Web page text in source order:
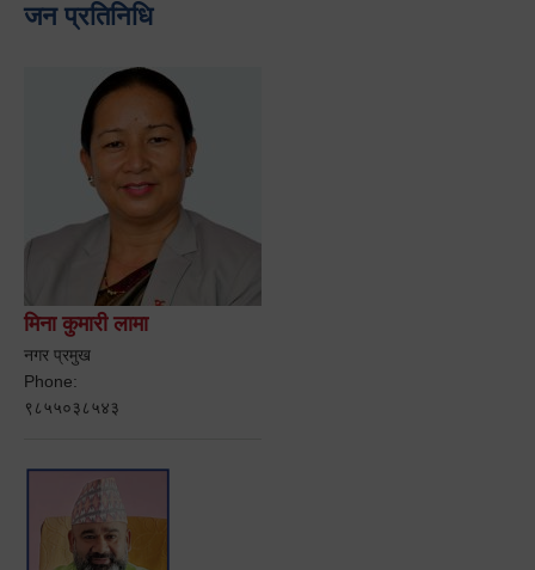
जन प्रतिनिधि
मिना कुमारी लामा
नगर प्रमुख
Phone:
९८५५०३८५४३